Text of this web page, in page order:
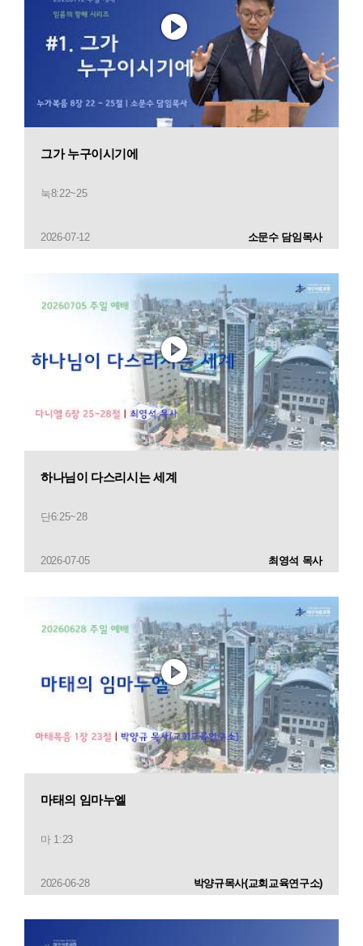
그가 누구이시기에
눅8:22~25
2026-07-12 소문수 담임목사
하나님이 다스리시는 세계
단6:25~28
2026-07-05 최영석 목사
마태의 임마누엘
마 1:23
2026-06-28 박양규목사(교회교육연구소)